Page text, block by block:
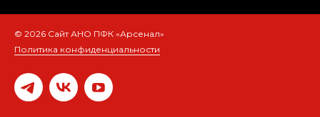
© 2026 Сайт АНО ПФК «Арсенал»
Политика конфиденциальности